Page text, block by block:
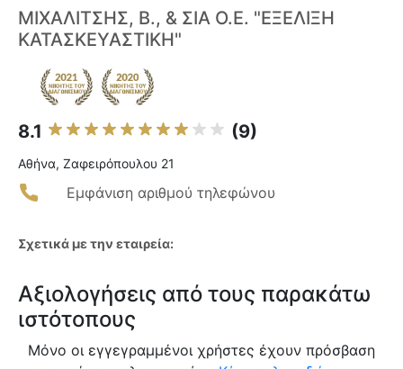
ΜΙΧΑΛΙΤΣΗΣ, Β., & ΣΙΑ Ο.Ε. "ΕΞΕΛΙΞΗ
ΚΑΤΑΣΚΕΥΑΣΤΙΚΗ"
8.1 (9)
Αθήνα, Ζαφειρόπουλου 21
Εμφάνιση αριθμού τηλεφώνου
Σχετικά με την εταιρεία:
Αξιολογήσεις από τους παρακάτω
ιστότοπους
Μόνο οι εγγεγραμμένοι χρήστες έχουν πρόσβαση